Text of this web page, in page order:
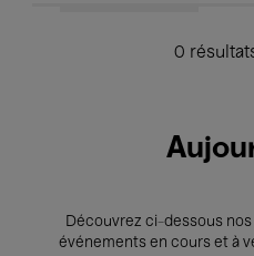
0
Découvrez ci-dessous
événements en cours et à